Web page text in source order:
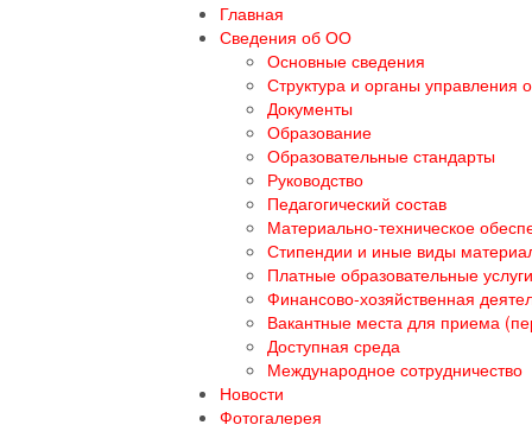
Главная
Сведения об ОО
Основные сведения
Структура и органы управления
Документы
Образование
Образовательные стандарты
Руководство
Педагогический состав
Материально-техническое
Стипендии и иные виды
Платные образовательные услуги
Финансово-хозяйственная
Вакантные места для приема
Доступная среда
Международное сотрудничество
Новости
Фотогалерея